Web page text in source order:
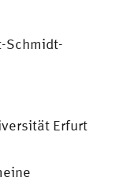
Schmidt-
Erfurt